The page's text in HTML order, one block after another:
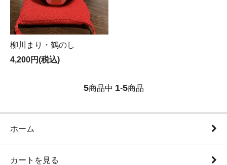
柳川まり・鶴のし
4,200円(税込)
5商品中 1-5商品
ホーム
カートを見る